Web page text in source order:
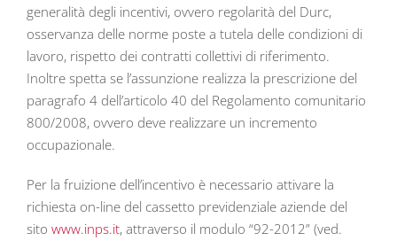
generalità degli incentivi, ovvero regolarità del Durc,
osservanza delle norme poste a tutela delle condizioni di
lavoro, rispetto dei contratti collettivi di riferimento.
Inoltre spetta se l’assunzione realizza la prescrizione del
paragrafo 4 dell’articolo 40 del Regolamento comunitario
800/2008, ovvero deve realizzare un incremento
occupazionale.
Per la fruizione dell’incentivo è necessario attivare la
richiesta on-line del cassetto previdenziale aziende del
sito www.inps.it, attraverso il modulo “92-2012” (ved.